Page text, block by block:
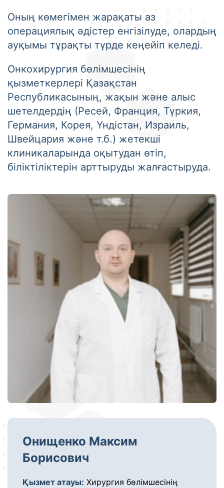
Оның көмегімен жарақаты аз
операциялық әдістер енгізілуде, олардың
ауқымы тұрақты түрде кеңейіп келеді.
Онкохирургия бөлімшесінің
қызметкерлері Қазақстан
Республикасының, жақын және алыс
шетелдердің (Ресей, Франция, Түркия,
Германия, Корея, Үндістан, Израиль,
Швейцария және т.б.) жетекші
клиникаларында оқытудан өтіп,
біліктіліктерін арттыруды жалғастыруда.
Онищенко Максим
Борисович
Қызмет атауы: Хирургия бөлімшесінің